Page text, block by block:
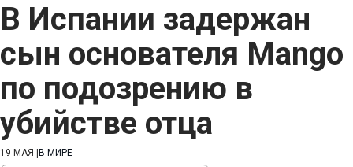
В Испании задержан
сын основателя Mango
по подозрению в
убийстве отца
19 МАЯ В МИРЕ